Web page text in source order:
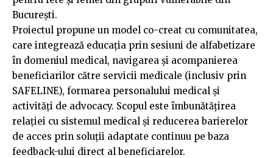
București.
Proiectul propune un model co-creat cu comunitatea,
care integrează educația prin sesiuni de alfabetizare
în domeniul medical, navigarea și acompanierea
beneficiarilor către servicii medicale (inclusiv prin
SAFELINE), formarea personalului medical și
activități de advocacy. Scopul este îmbunătățirea
relației cu sistemul medical și reducerea barierelor
de acces prin soluții adaptate continuu pe baza
feedback-ului direct al beneficiarelor.